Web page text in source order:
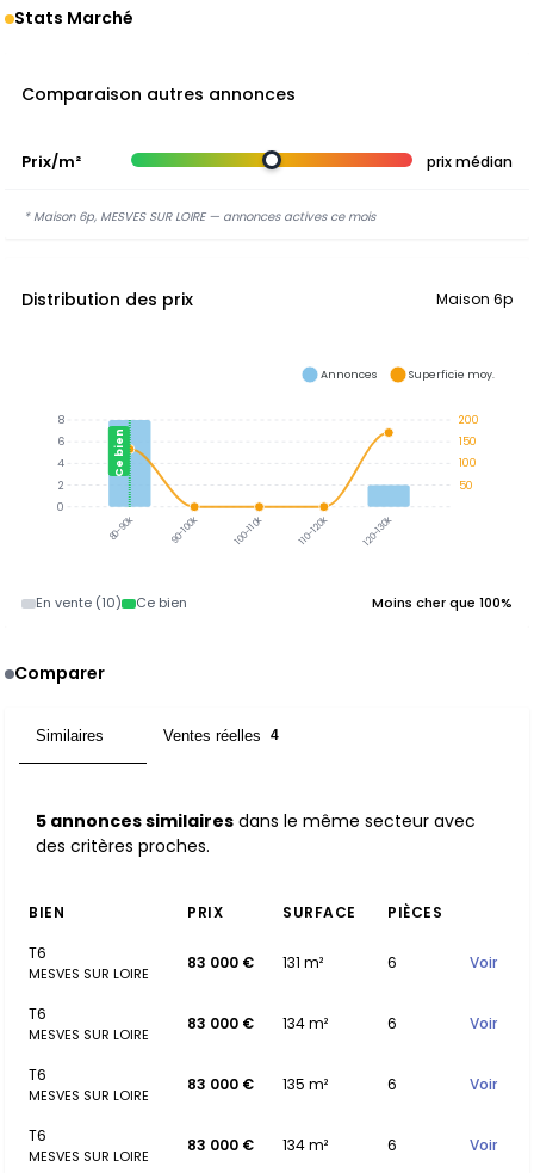
Stats Marché
Comparaison autres annonces
Prix/m² prix médian
* Maison 6p, MESVES SUR LOIRE — annonces actives ce mois
Distribution des prix Maison 6p
80-90k 90-100k 100-110k 110-120k 120-130k
Ce bien
200
150
100
50
8
6
4
2
0
Annonces Superficie moy.
En vente (10) Ce bien Moins cher que 100%
Comparer
Similaires Ventes réelles 4
5 annonces similaires dans le même secteur avec
des critères proches.
BIEN PRIX SURFACE
PIÈCES
T6
MESVES SUR LOIRE
83 000 € 131 m² 6 Voir
T6
MESVES SUR LOIRE
83 000 € 134 m² 6 Voir
T6
MESVES SUR LOIRE
83 000 € 135 m² 6 Voir
T6
MESVES SUR LOIRE
83 000 € 134 m² 6 Voir